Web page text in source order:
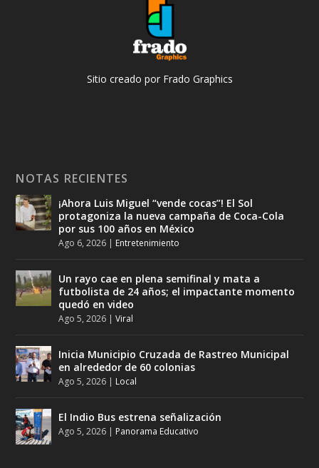
Sitio creado por Frado Graphics
NOTAS RECIENTES
¡Ahora Luis Miguel “vende cocas”! El Sol
protagoniza la nueva campaña de Coca-Cola
por sus 100 años en México
Ago 6, 2026 | Entretenimiento
Un rayo cae en plena semifinal y mata a
futbolista de 24 años; el impactante momento
quedó en video
Ago 5, 2026 |Viral
Inicia Municipio Cruzada de Rastreo Municipal
en alrededor de 60 colonias
Ago 5, 2026 | Local
El Indio Bus estrena señalización
Ago 5, 2026 | Panorama Educativo